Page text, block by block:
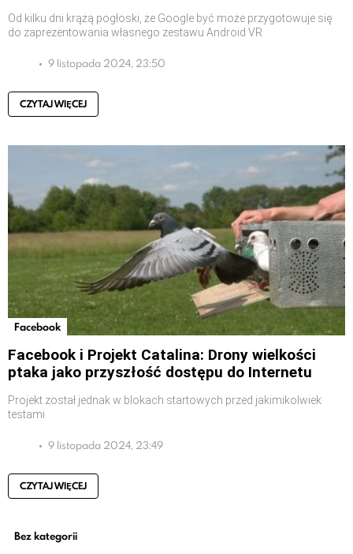
Od kilku dni krążą pogłoski, że Google być może przygotowuje się
do zaprezentowania własnego zestawu Android VR
9 listopada 2024, 23:50
CZYTAJ WIĘCEJ
Facebook
Facebook i Projekt Catalina: Drony wielkości
ptaka jako przyszłość dostępu do Internetu
Projekt został jednak w blokach startowych przed jakimikolwiek
testami
9 listopada 2024, 23:49
CZYTAJ WIĘCEJ
Bez kategorii